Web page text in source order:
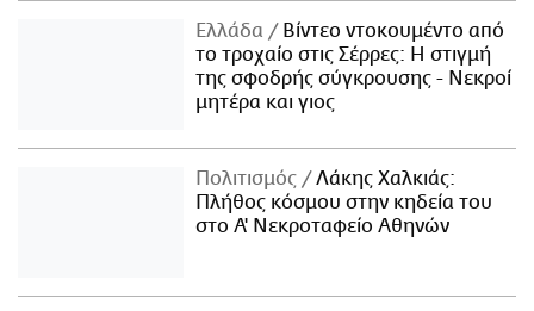
Ελλάδα
Βίντεο ντοκουμέντο από
το τροχαίο στις Σέρρες: Η στιγμή
της σφοδρής σύγκρουσης - Νεκροί
μητέρα και γιος
Πολιτισμός
Λάκης Χαλκιάς:
Πλήθος κόσμου στην κηδεία του
στο Α' Νεκροταφείο Αθηνών